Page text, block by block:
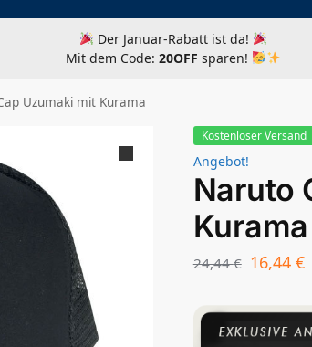
Der Januar-Rabatt ist da!
Mit dem Code:20OFF sparen!
Uzumaki mit Kurama
Kostenloser Versand
Angebot!
Naruto
Kurama
24,44€ 16,44 €